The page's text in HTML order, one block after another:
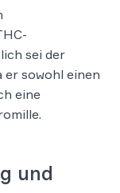
sei der
sowohl einen
eine
und